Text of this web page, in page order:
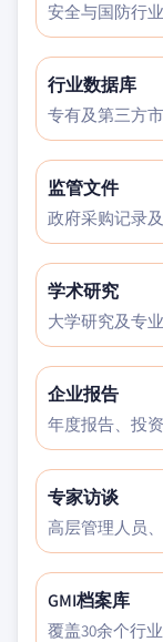
安全与国防行
行业数据库
专有及第三方
监管文件
政府采购记录
学术研究
大学研究及专
企业报告
年度报告、投
专家访谈
高层管理人员
GMI档案库
覆盖30余个行